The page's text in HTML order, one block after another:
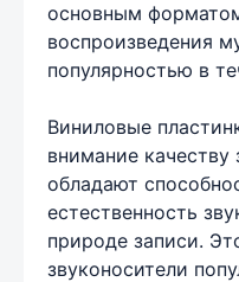
основным
воспроизведения
популярностью в
Виниловые
внимание качеству
обладают
естественность
природе записи.
звуконосители